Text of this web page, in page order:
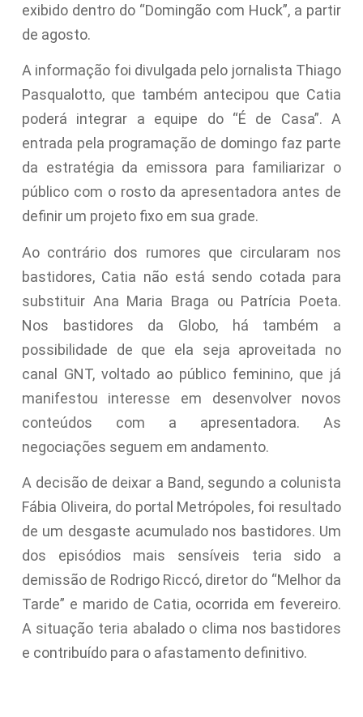
exibido dentro do “Domingão com Huck”, a partir
de agosto.
A informação foi divulgada pelo jornalista Thiago
Pasqualotto, que também antecipou que Catia
poderá integrar a equipe do “É de Casa”. A
entrada pela programação de domingo faz parte
da estratégia da emissora para familiarizar o
público com o rosto da apresentadora antes de
definir um projeto fixo em sua grade.
Ao contrário dos rumores que circularam nos
bastidores, Catia não está sendo cotada para
substituir Ana Maria Braga ou Patrícia Poeta.
Nos bastidores da Globo, há também a
possibilidade de que ela seja aproveitada no
canal GNT, voltado ao público feminino, que já
manifestou interesse em desenvolver novos
conteúdos com a apresentadora. As
negociações seguem em andamento.
A decisão de deixar a Band, segundo a colunista
Fábia Oliveira, do portal Metrópoles, foi resultado
de um desgaste acumulado nos bastidores. Um
dos episódios mais sensíveis teria sido a
demissão de Rodrigo Riccó, diretor do “Melhor da
Tarde” e marido de Catia, ocorrida em fevereiro.
A situação teria abalado o clima nos bastidores
e contribuído para o afastamento definitivo.